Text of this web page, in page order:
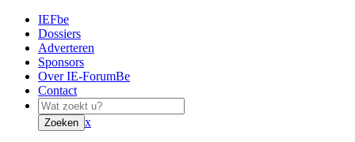
IEFbe
Dossiers
Adverteren
Sponsors
Over IE-ForumBe
Contact
Zoeken x